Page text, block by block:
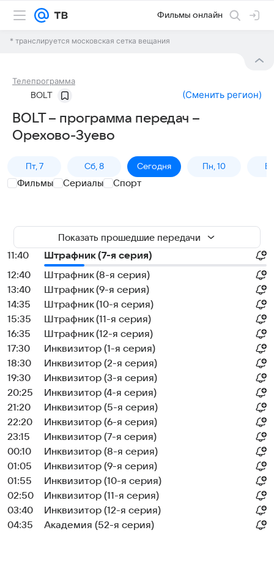
Фильмы онлайн
* транслируется московская сетка вещания
Телепрограмма
BOLT (Сменить регион)
BOLT – программа передач –
Орехово-Зуево
Пт, 7 Сб, 8 Сегодня Пн, 10
Фильмы Сериалы Спорт
Показать прошедшие передачи
11:40
Штрафник (7-я серия)
12:40
Штрафник (8-я серия)
13:40
Штрафник (9-я серия)
14:35
Штрафник (10-я серия)
15:35
Штрафник (11-я серия)
16:35
Штрафник (12-я серия)
17:30
Инквизитор (1-я серия)
18:30
Инквизитор (2-я серия)
19:30
Инквизитор (3-я серия)
20:25
Инквизитор (4-я серия)
21:20
Инквизитор (5-я серия)
22:20
Инквизитор (6-я серия)
23:15
Инквизитор (7-я серия)
00:10
Инквизитор (8-я серия)
01:05
Инквизитор (9-я серия)
01:55
Инквизитор (10-я серия)
02:50
Инквизитор (11-я серия)
03:40
Инквизитор (12-я серия)
04:35
Академия (52-я серия)